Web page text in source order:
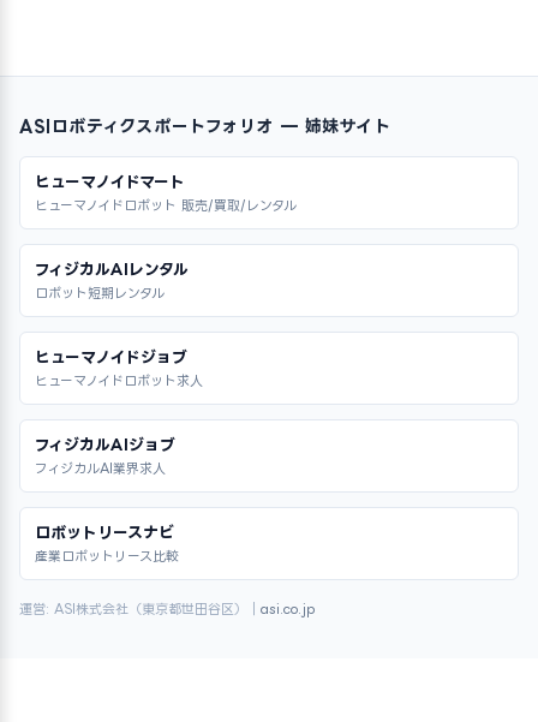
ASIロボティクスポートフォリオ — 姉妹サイト
ヒューマノイドマート
ヒューマノイドロボット 販売/買取/レンタル
フィジカルAIレンタル
ロボット短期レンタル
ヒューマノイドジョブ
ヒューマノイドロボット求人
フィジカルAIジョブ
フィジカルAI業界求人
ロボットリースナビ
産業ロボットリース比較
運営: ASI株式会社（東京都世田谷区）｜ asi.co.jp